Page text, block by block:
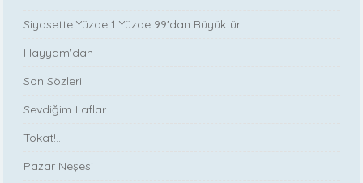
Siyasette Yüzde 1 Yüzde 99'dan Büyüktür
Hayyam'dan
Son Sözleri
Sevdiğim Laflar
Tokat!..
Pazar Neşesi